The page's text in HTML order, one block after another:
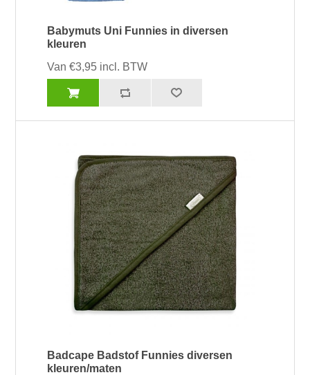
Babymuts Uni Funnies in diversen
kleuren
Van €3,95 incl. BTW
Badcape Badstof Funnies diversen
kleuren/maten